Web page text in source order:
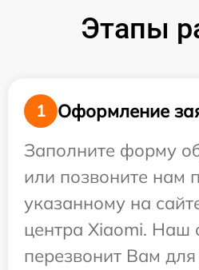
Этапы
1
Оформление
Заполните форму
или позвоните нам
указанному на
центра Xiaomi. Наш
перезвонит Вам